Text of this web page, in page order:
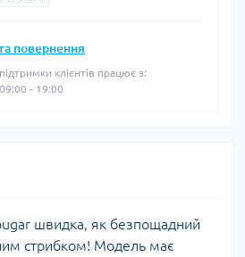
повернення
клієнтів працює з:
- 19:00
швидка, як безпощадний
стрибком! Модель має